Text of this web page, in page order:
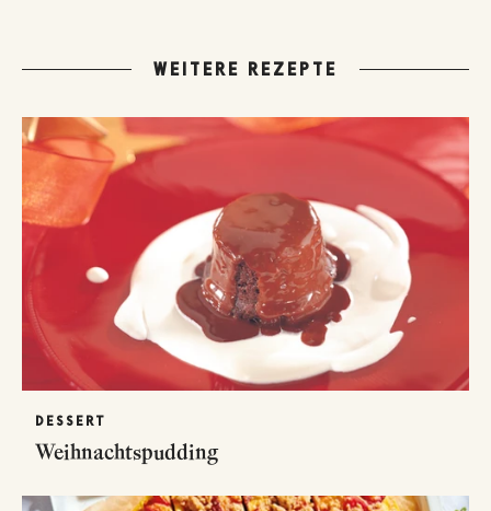
WEITERE REZEPTE
DESSERT
Weihnachtspudding